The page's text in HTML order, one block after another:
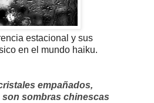
estacional y sus
en el mundo haiku.
empañados,
sombras chinescas